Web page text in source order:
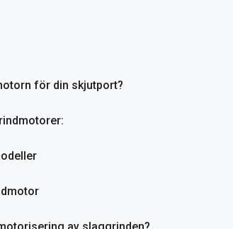
för din skjutport?